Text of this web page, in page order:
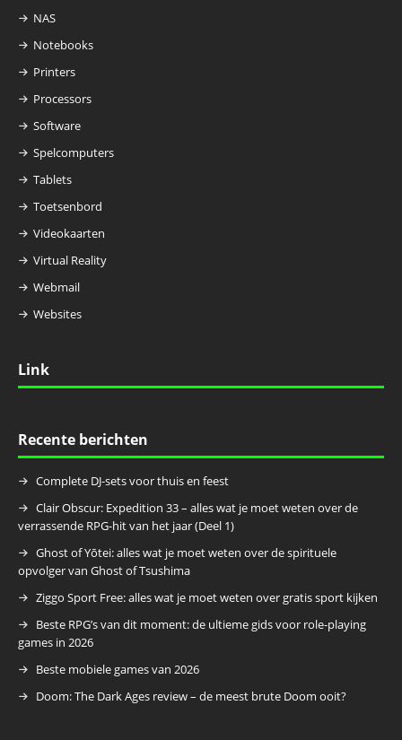
NAS
Notebooks
Printers
Processors
Software
Spelcomputers
Tablets
Toetsenbord
Videokaarten
Virtual Reality
Webmail
Websites
Link
Recente berichten
Complete DJ-sets voor thuis en feest
Clair Obscur: Expedition 33 – alles wat je moet weten over de
verrassende RPG-hit van het jaar (Deel 1)
Ghost of Yōtei: alles wat je moet weten over de spirituele
opvolger van Ghost of Tsushima
Ziggo Sport Free: alles wat je moet weten over gratis sport kijken
Beste RPG’s van dit moment: de ultieme gids voor role-playing
games in 2026
Beste mobiele games van 2026
Doom: The Dark Ages review – de meest brute Doom ooit?